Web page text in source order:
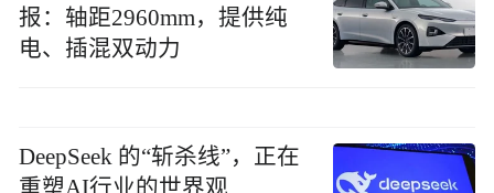
报：轴距2960mm，提供纯
电、插混双动力
DeepSeek 的“斩杀线”，正在
重塑AI行业的世界观